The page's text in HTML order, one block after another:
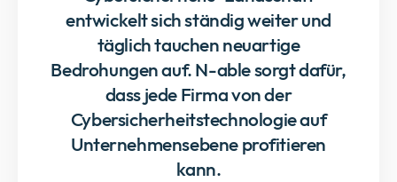
entwickelt sich ständig weiter und
täglich tauchen neuartige
Bedrohungen auf. N-able sorgt dafür,
dass jede Firma von der
Cybersicherheitstechnologie auf
Unternehmensebene profitieren
kann.